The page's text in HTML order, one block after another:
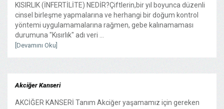
KISIRLIK (İNFERTİLİTE) NEDİR?Çiftlerin,bir yıl boyunca düzenli
cinsel birleşme yapmalarına ve herhangi bir doğum kontrol
yöntemi uygulamamalarına rağmen, gebe kalınamaması
durumuna "Kısırlık" adı veri ...
[Devamını Oku]
Akciğer Kanseri
AKCİĞER KANSERİ Tanım Akciğer yaşamamız için gereken